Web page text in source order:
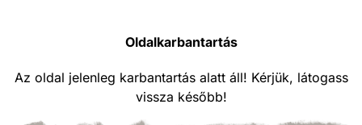
Oldalkarbantartás
Az oldal jelenleg karbantartás alatt áll! Kérjük, látogass
vissza később!